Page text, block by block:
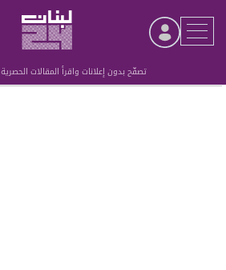
تصفّح بدون إعلانات واقرأ المقالات الحصرية
Advertisement